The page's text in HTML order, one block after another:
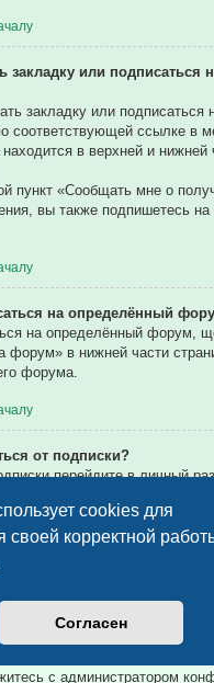
cookies для
своей корректной
Согласен
закладку или подписаться
закладку или подписаться
соответствующей ссылке в
в верхней и нижней
пункт «Сообщать мне о
вы также подпишетесь
на определённый
на определённый форум,
форум» в нижней части
форума.
от подписки?
перейдите в личный
разрешены на этой
конференции может
вложений. Если вы не
с администратором